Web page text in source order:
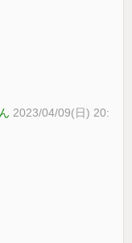
2023/04/09(日) 20: